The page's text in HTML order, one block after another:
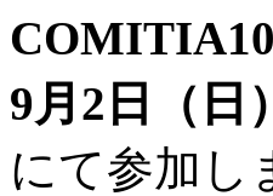
9月2日（日
にて参加し